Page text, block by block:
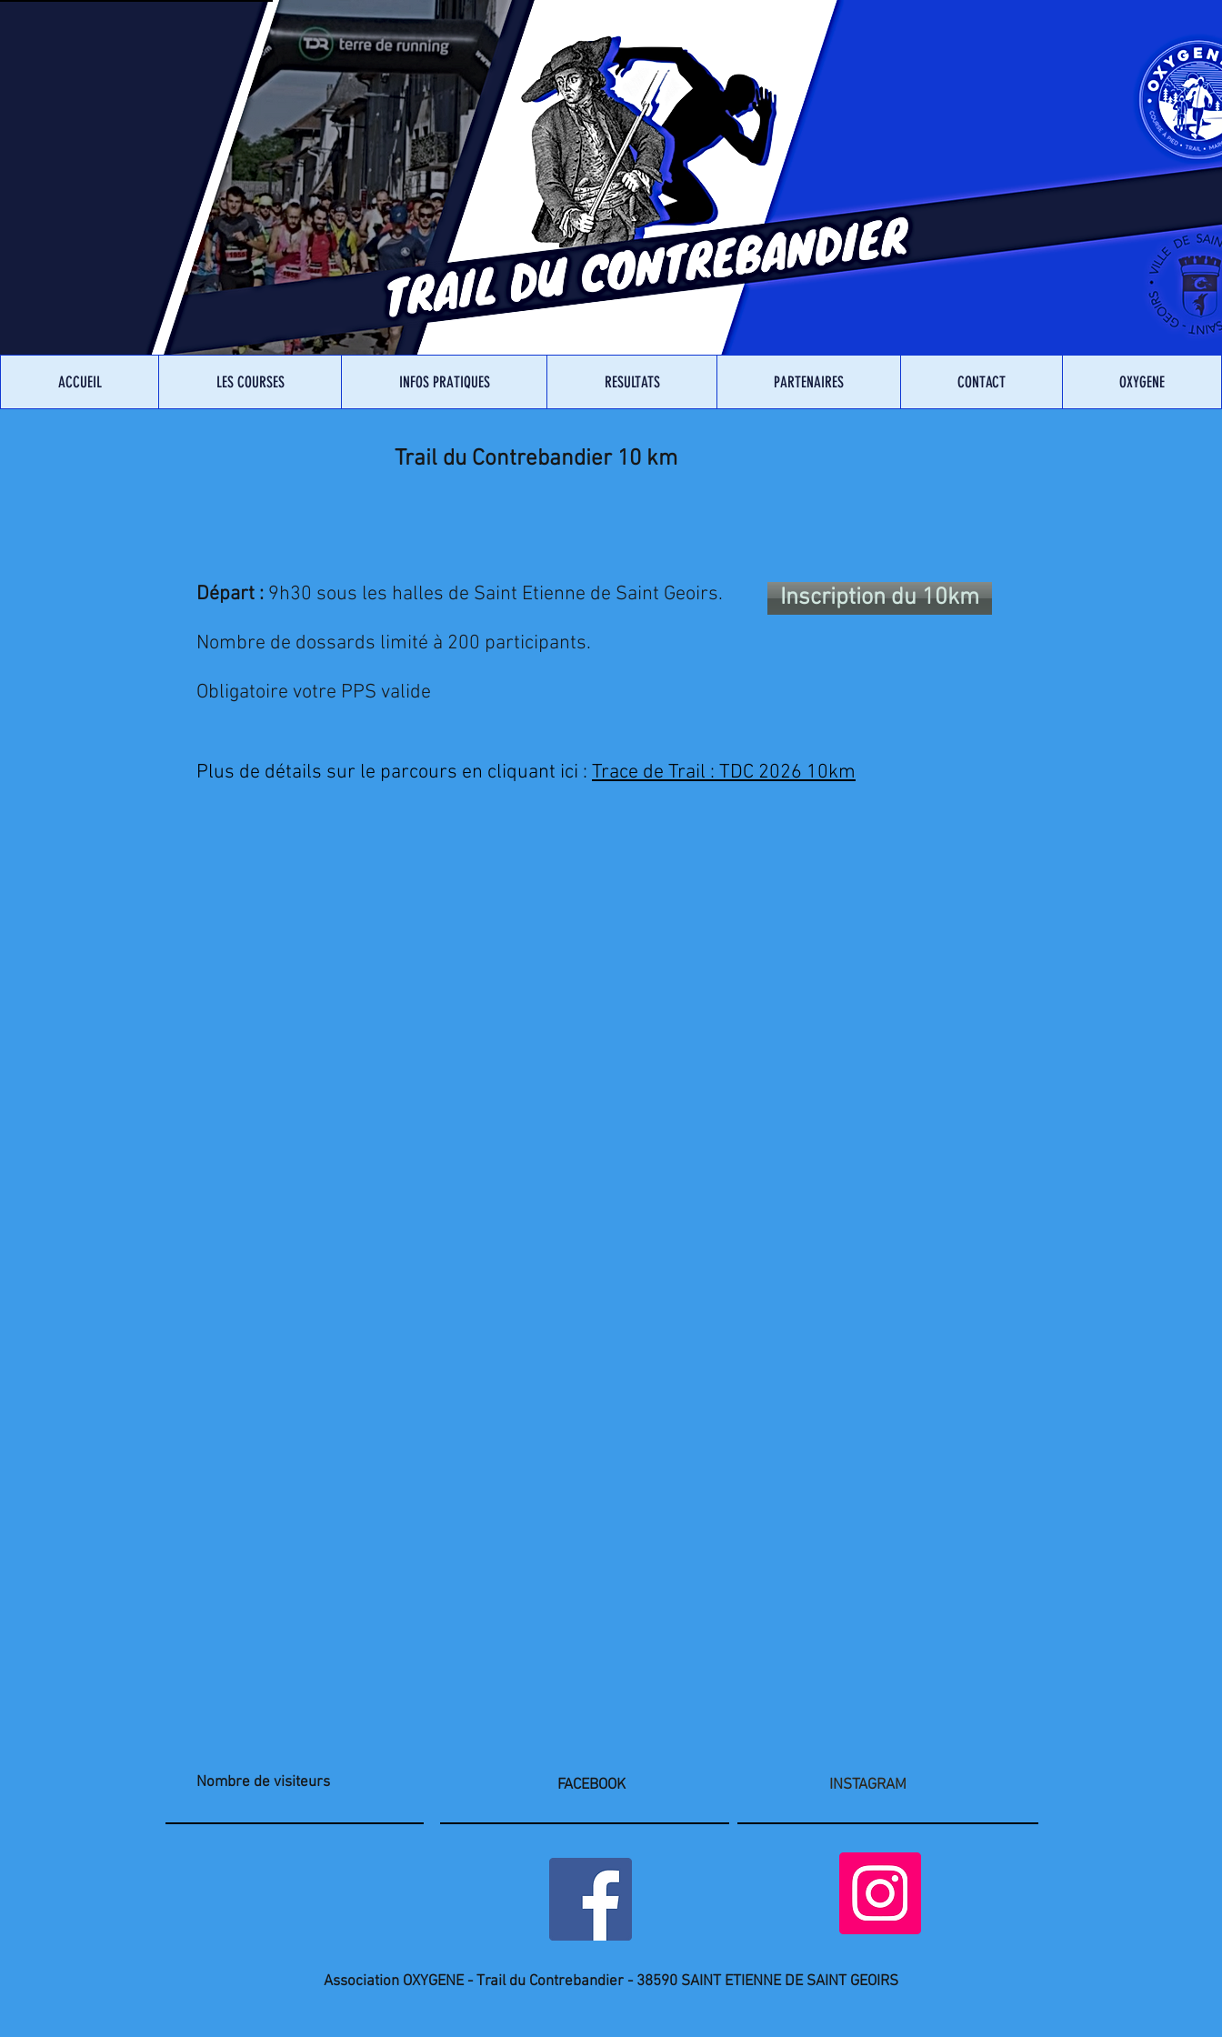
ACCUEIL LES COURSES INFOS PRATIQUES RESULTATS PARTENAIRES CONTACT OXYGENE
Trail du Contrebandier 10 km
Départ : 9h30 sous les halles de Saint Etienne de Saint Geoirs.
Nombre de dossards limité à 200 participants.
Obligatoire votre PPS valide
Inscription du 10km
Plus de détails sur le parcours en cliquant ici : Trace de Trail : TDC 2026 10km
Nombre de visiteurs FACEBOOK INSTAGRAM
Association OXYGENE- Trail du Contrebandier -38590 SAINT ETIENNE DE SAINT GEOIRS